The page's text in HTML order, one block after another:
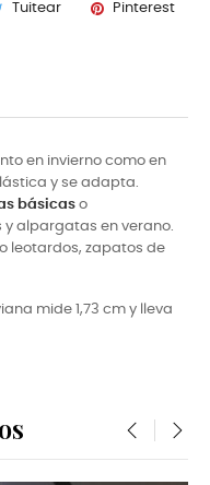
Tuitear Pinterest
en invierno como en
y se adapta.
básicas o
y alpargatas en verano.
leotardos, zapatos de
mide 1,73 cm y lleva